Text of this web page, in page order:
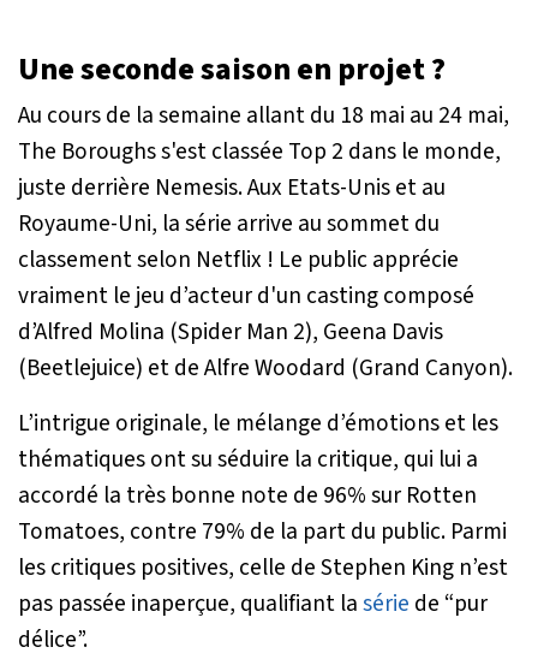
Une seconde saison en projet ?
Au cours de la semaine allant du 18 mai au 24 mai,
The Boroughs s'est classée Top 2 dans le monde,
juste derrière Nemesis. Aux Etats-Unis et au
Royaume-Uni, la série arrive au sommet du
classement selon Netflix ! Le public apprécie
vraiment le jeu d’acteur d'un casting composé
d’Alfred Molina (Spider Man 2), Geena Davis
(Beetlejuice) et de Alfre Woodard (Grand Canyon).
L’intrigue originale, le mélange d’émotions et les
thématiques ont su séduire la critique, qui lui a
accordé la très bonne note de 96% sur Rotten
Tomatoes, contre 79% de la part du public. Parmi
les critiques positives, celle de Stephen King n’est
pas passée inaperçue, qualifiant lasérie de “pur
délice”.